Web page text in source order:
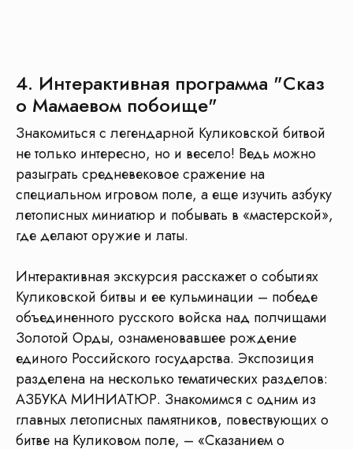
4. Интерактивная программа "Сказ
о Мамаевом побоище"
Знакомиться с легендарной Куликовской битвой
не только интересно, но и весело! Ведь можно
разыграть средневековое сражение на
специальном игровом поле, а еще изучить азбуку
летописных миниатюр и побывать в «мастерской»,
где делают оружие и латы.
Интерактивная экскурсия расскажет о событиях
Куликовской битвы и ее кульминации – победе
объединенного русского войска над полчищами
Золотой Орды, ознаменовавшее рождение
единого Российского государства. Экспозиция
разделена на несколько тематических разделов:
АЗБУКА МИНИАТЮР. Знакомимся с одним из
главных летописных памятников, повествующих о
битве на Куликовом поле, – «Сказанием о
Отправить в WhatsApp
на программу вWhatsApp
Этапы подготовки к